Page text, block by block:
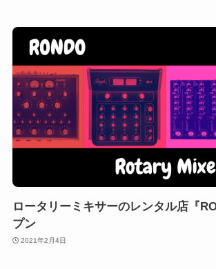
ロータリーミキサーのレンタル店『
プン
2021年2月4日